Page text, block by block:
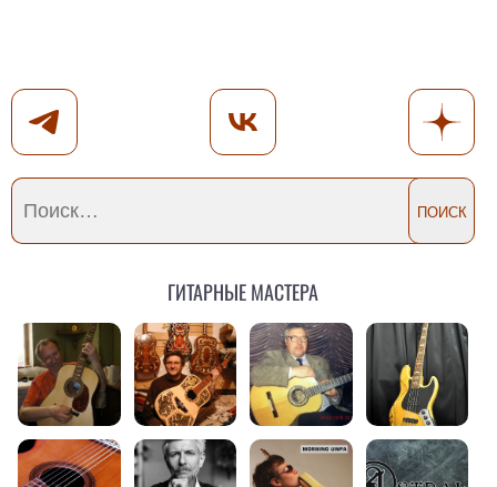
Гитарные мастера